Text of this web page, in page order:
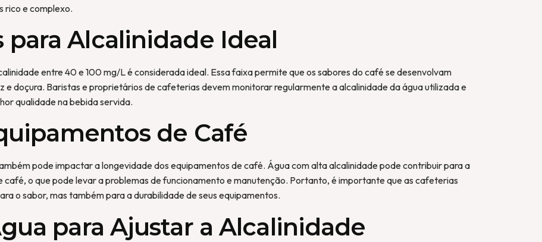
rico e complexo.
Alcalinidade Ideal
entre 40 e 100 mg/L é considerada ideal. Essa faixa permite que os sabores do café se desenvolvam
e doçura. Baristas e proprietários de cafeterias devem monitorar regularmente a alcalinidade da água utilizada e
qualidade na bebida servida.
de Café
pode impactar a longevidade dos equipamentos de café. Água com alta alcalinidade pode contribuir para a
café, o que pode levar a problemas de funcionamento e manutenção. Portanto, é importante que as cafeterias
o sabor, mas também para a durabilidade de seus equipamentos.
para Ajustar a Alcalinidade